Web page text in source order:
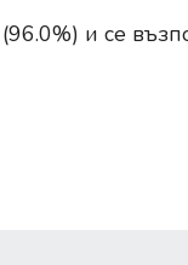
и се